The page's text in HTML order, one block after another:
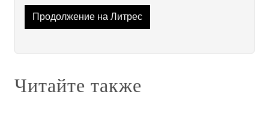
Продолжение на Литрес
Читайте также